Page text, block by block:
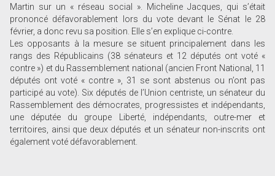
Martin sur un « réseau social ». Micheline Jacques, qui s’était
prononcé défavorablement lors du vote devant le Sénat le 28
février, a donc revu sa position. Elle s’en explique ci-contre.
Les opposants à la mesure se situent principalement dans les
rangs des Républicains (38 sénateurs et 12 députés ont voté «
contre ») et du Rassemblement national (ancien Front National, 11
députés ont voté « contre », 31 se sont abstenus ou n’ont pas
participé au vote). Six députés de l’Union centriste, un sénateur du
Rassemblement des démocrates, progressistes et indépendants,
une députée du groupe Liberté, indépendants, outre-mer et
territoires, ainsi que deux députés et un sénateur non-inscrits ont
également voté défavorablement.